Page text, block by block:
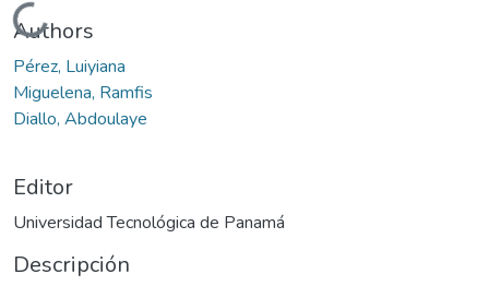
Cargando...
Authors
Pérez, Luiyiana
Miguelena, Ramfis
Diallo, Abdoulaye
Editor
Universidad Tecnológica de Panamá
Descripción